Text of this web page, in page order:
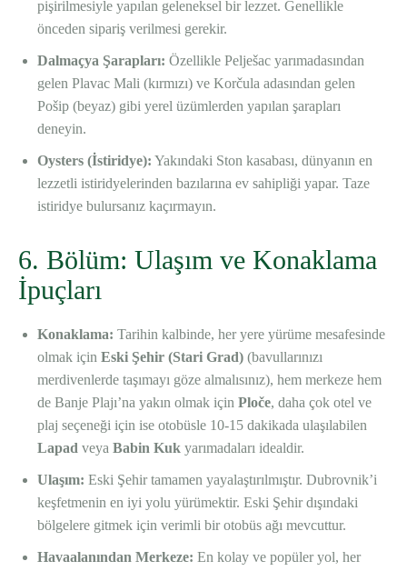
pişirilmesiyle yapılan geleneksel bir lezzet. Genellikle
önceden sipariş verilmesi gerekir.
Dalmaçya Şarapları: Özellikle Pelješac yarımadasından
gelen Plavac Mali (kırmızı) ve Korčula adasından gelen
Pošip (beyaz) gibi yerel üzümlerden yapılan şarapları
deneyin.
Oysters (İstiridye): Yakındaki Ston kasabası, dünyanın en
lezzetli istiridyelerinden bazılarına ev sahipliği yapar. Taze
istiridye bulursanız kaçırmayın.
6. Bölüm: Ulaşım ve Konaklama
İpuçları
Konaklama: Tarihin kalbinde, her yere yürüme mesafesinde
olmak için Eski Şehir (Stari Grad) (bavullarınızı
merdivenlerde taşımayı göze almalısınız), hem merkeze hem
de Banje Plajı’na yakın olmak için Ploče, daha çok otel ve
plaj seçeneği için ise otobüsle 10-15 dakikada ulaşılabilen
Lapad veya Babin Kuk yarımadaları idealdir.
Ulaşım: Eski Şehir tamamen yayalaştırılmıştır. Dubrovnik’i
keşfetmenin en iyi yolu yürümektir. Eski Şehir dışındaki
bölgelere gitmek için verimli bir otobüs ağı mevcuttur.
Havaalanından Merkeze: En kolay ve popüler yol, her